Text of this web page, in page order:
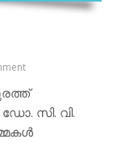
ഡോ. സി. വി.